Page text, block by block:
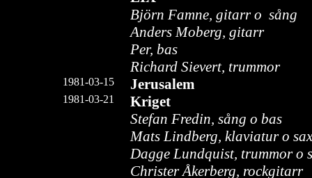
Björn Famne, gitarr o sång
Anders Moberg, gitarr
Per, bas
Richard Sievert, trummor
1981-03-15 Jerusalem
1981-03-21
Kriget
Stefan Fredin, sång o bas
Mats Lindberg, klaviatur o sax
Dagge Lundquist, trummor o
Christer Åkerberg, rockgitarr